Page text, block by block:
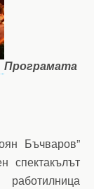
Програмата
Бъчваров”
спектакълът